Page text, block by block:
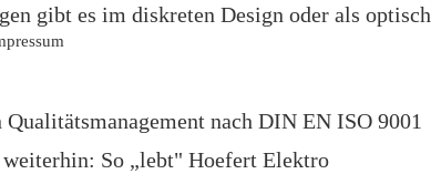
gibt es im diskreten Design oder als
nach DIN EN ISO 9001
weiterhin: So „lebt" Hoefert Elektro